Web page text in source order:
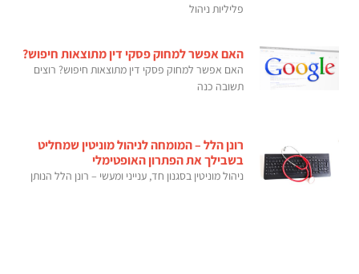
פליליות ניהול
האם אפשר למחוק פסקי דין מתוצאות חיפוש?
האם אפשר למחוק פסקי דין מתוצאות חיפוש? רוצים
תשובה כנה
רונן הלל – המומחה לניהול מוניטין שמחליט
בשבילך את הפתרון האופטימלי
ניהול מוניטין בסגנון חד, ענייני ומעשי – רונן הלל הנותן